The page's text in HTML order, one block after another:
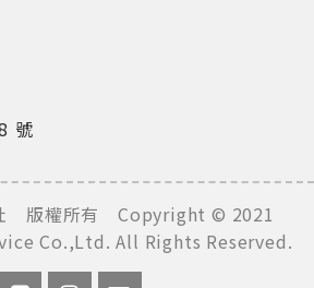
號
版權所有 Copyright © 2021
Co.,Ltd. All Rights Reserved.